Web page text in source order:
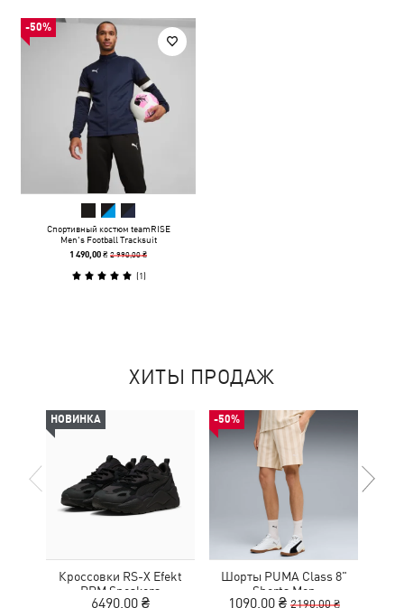
-50%
Спортивный костюм teamRISE
Men's Football Tracksuit
1 490,00 ₴2 990,00 ₴
(1)
ХИТЫ ПРОДАЖ
НОВИНКА
Кроссовки RS-X Efekt
PRM Sneakers
6490,00 ₴
-50%
Шорты PUMA Class 8"
Shorts Men
1090,00 ₴ 2190,00 ₴